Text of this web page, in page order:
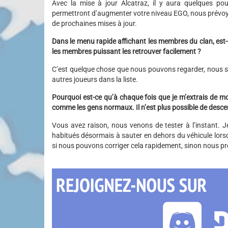
Avec la mise à jour Alcatraz, il y aura quelques
permettront d’augmenter votre niveau EGO, nous
de prochaines mises à jour.
Dans le menu rapide affichant les membres du clan,
les membres puissant les retrouver facilement ?
C’est quelque chose que nous pouvons regarder,
autres joueurs dans la liste.
Pourquoi est-ce qu’à chaque fois que je m’extrais de
comme les gens normaux. Il n’est plus possible de
Vous avez raison, nous venons de tester à l’instant.
habitués désormais à sauter en dehors du véhicule
si nous pouvons corriger cela rapidement, sinon nous